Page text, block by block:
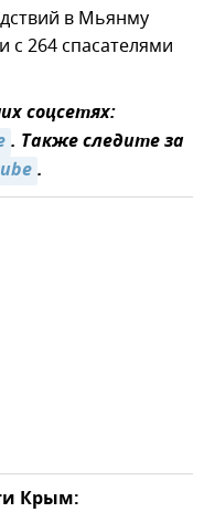
в Мьянму
264 спасателями
соцсетях:
. Также следите за
.
Крым: